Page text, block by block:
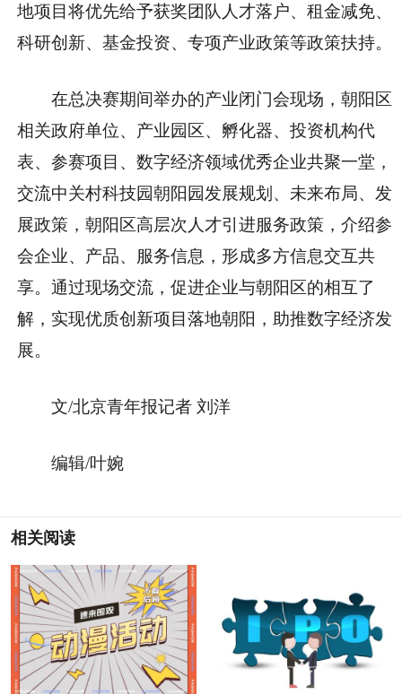
地项目将优先给予获奖团队人才落户、租金减免、
科研创新、基金投资、专项产业政策等政策扶持。
在总决赛期间举办的产业闭门会现场，朝阳区
相关政府单位、产业园区、孵化器、投资机构代
表、参赛项目、数字经济领域优秀企业共聚一堂，
交流中关村科技园朝阳园发展规划、未来布局、发
展政策，朝阳区高层次人才引进服务政策，介绍参
会企业、产品、服务信息，形成多方信息交互共
享。通过现场交流，促进企业与朝阳区的相互了
解，实现优质创新项目落地朝阳，助推数字经济发
展。
文/北京青年报记者 刘洋
编辑/叶婉
相关阅读